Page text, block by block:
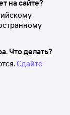
на сайте?
Что делать?
Сдайте